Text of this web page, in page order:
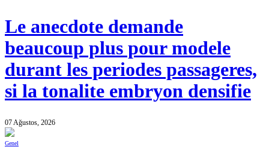
Le anecdote demande
beaucoup plus pour modele
durant les periodes passageres,
si la tonalite embryon densifie
07 Ağustos, 2026
Genel